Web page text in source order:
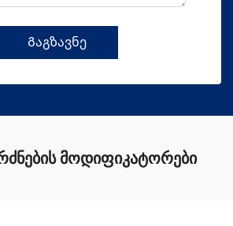
Გაგზავნე
მოდიფიკატორები